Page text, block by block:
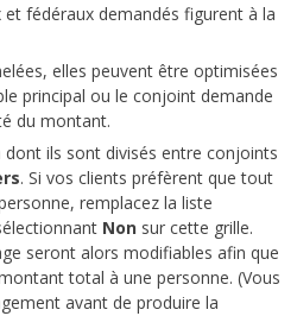
fédéraux demandés figurent à la
elles peuvent être optimisées
principal ou le conjoint demande
du montant.
ils sont divisés entre conjoints
. Si vos clients préfèrent que tout
remplacez la liste
Non sur cette grille.
seront alors modifiables afin que
total à une personne. (Vous
avant de produire la